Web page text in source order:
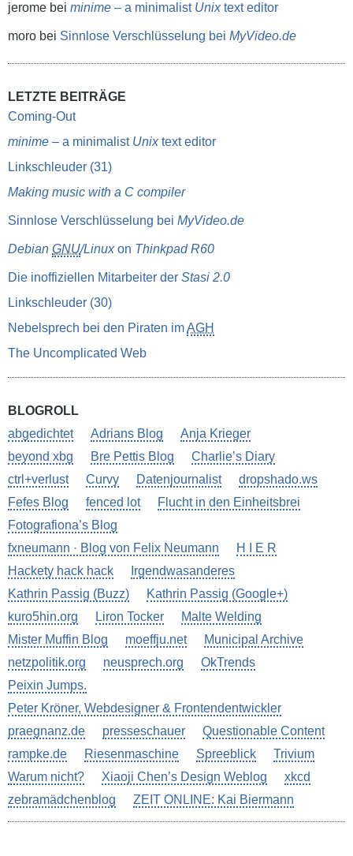
jerome bei minime – a minimalist Unixtext editor
moro bei Sinnlose Verschlüsselung bei MyVideo.de
LETZTE BEITRÄGE
Coming-Out
minime – a minimalist Unixtext editor
Linkschleuder (31)
Making music with a C compiler
Sinnlose Verschlüsselung bei MyVideo.de
Debian GNU/Linuxon Thinkpad R60
Die inoffiziellen Mitarbeiter der Stasi 2.0
Linkschleuder (30)
Nebelsprech bei den Piraten imAGH
The Uncomplicated Web
BLOGROLL
abgedichtet
Adrians Blog
Anja Krieger
beyond xbg
Bre Pettis Blog
Charlie’s Diary
ctrl+verlust
Curvy Datenjournalist
dropshado.ws
Fefes Blog
fenced lot
Flucht in den Einheitsbrei
Fotografiona’s Blog
fxneumann · Blog von Felix Neumann
H I E R
Hackety hack hack
Irgendwasanderes
Kathrin Passig (Buzz)
Kathrin Passig (Google+)
kuro5hin.org
Liron Tocker
Malte Welding
Mister Muffin Blog
moeffju.net
Municipal Archive
netzpolitik.org
neusprech.org
OkTrends
Peixin Jumps.
Peter Kröner, Webdesigner & Frontendentwickler
praegnanz.de
presseschauer
Questionable Content
rampke.de
Riesenmaschine Spreeblick
Trivium
Warum nicht?
Xiaoji Chen’s Design Weblog
xkcd
zebramädchenblog
ZEIT ONLINE: Kai Biermann